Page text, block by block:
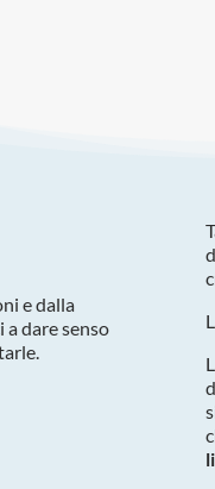
e dalla
a dare senso